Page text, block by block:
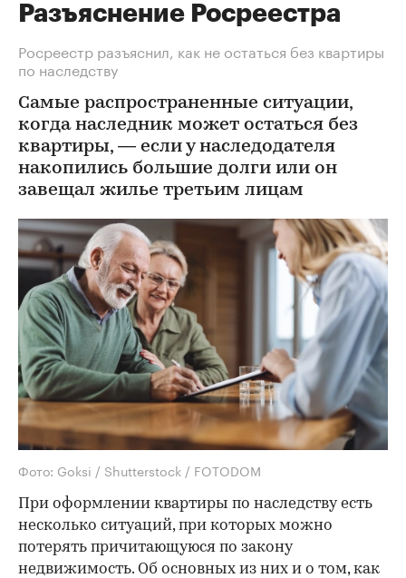
Разъяснение Росреестра
Росреестр разъяснил, как не остаться без квартиры
по наследству
Самые распространенные ситуации,
когда наследник может остаться без
квартиры, — если у наследодателя
накопились большие долги или он
завещал жилье третьим лицам
Фото: Goksi / Shutterstock / FOTODOM
При оформлении квартиры по наследству есть
несколько ситуаций, при которых можно
потерять причитающуюся по закону
недвижимость. Об основных из них и о том, как